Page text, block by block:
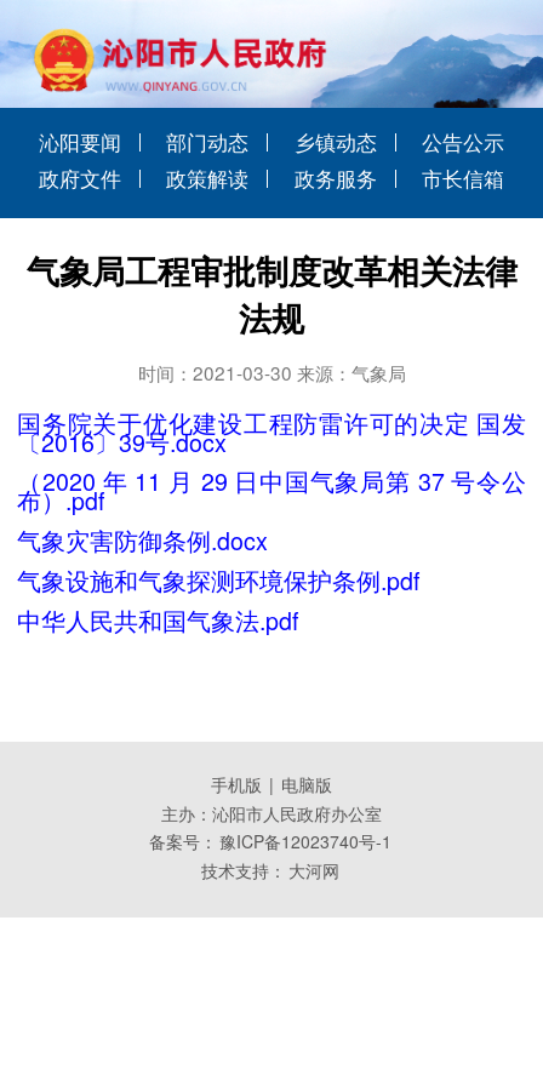
沁阳要闻 部门动态 乡镇动态
公告公示
政府文件
政策解读 政务服务 市长信箱
气象局工程审批制度改革相关法律
法规
时间：2021-03-30 来源：气象局
国务院关于优化建设工程防雷许可的决定 国发
〔2016〕39号.docx
（2020 年 11 月 29 日中国气象局第 37 号令公
布）.pdf
气象灾害防御条例.docx
气象设施和气象探测环境保护条例.pdf
中华人民共和国气象法.pdf
手机版 | 电脑版
主办：沁阳市人民政府办公室
备案号： 豫ICP备12023740号-1
技术支持： 大河网